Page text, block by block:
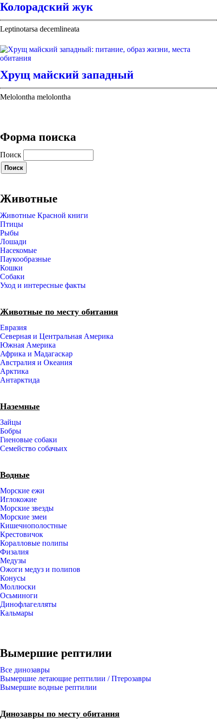
Колорадский жук
Leptinotarsa decemlineata
Хрущ майский западный
Melolontha melolontha
Форма поиска
Поиск
Животные
Животные Красной книги
Птицы
Рыбы
Лошади
Насекомые
Паукообразные
Кошки
Собаки
Уход и интересные факты
Животные по месту обитания
Евразия
Северная и Центральная Америка
Южная Америка
Африка и Мадагаскар
Австралия и Океания
Арктика
Антарктида
Наземные
Зайцы
Бобры
Гиеновые собаки
Семейство собачьих
Водные
Морские ежи
Иглокожие
Морские звезды
Морские змеи
Кишечнополостные
Крестовичок
Коралловые полипы
Физалия
Медузы
Ожоги медуз и полипов
Конусы
Моллюски
Осьминоги
Динофлагелляты
Кальмары
Вымершие рептилии
Все динозавры
Вымершие летающие рептилии / Птерозавры
Вымершие водные рептилии
Динозавры по месту обитания